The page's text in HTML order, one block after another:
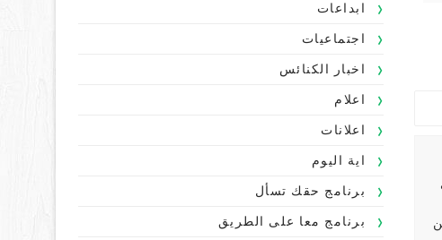
ابداعات
اجتماعيات
اخبار الكنائس
اعلام
اعلانات
اية اليوم
برنامج حقك تسأل
برنامج معا على الطريق